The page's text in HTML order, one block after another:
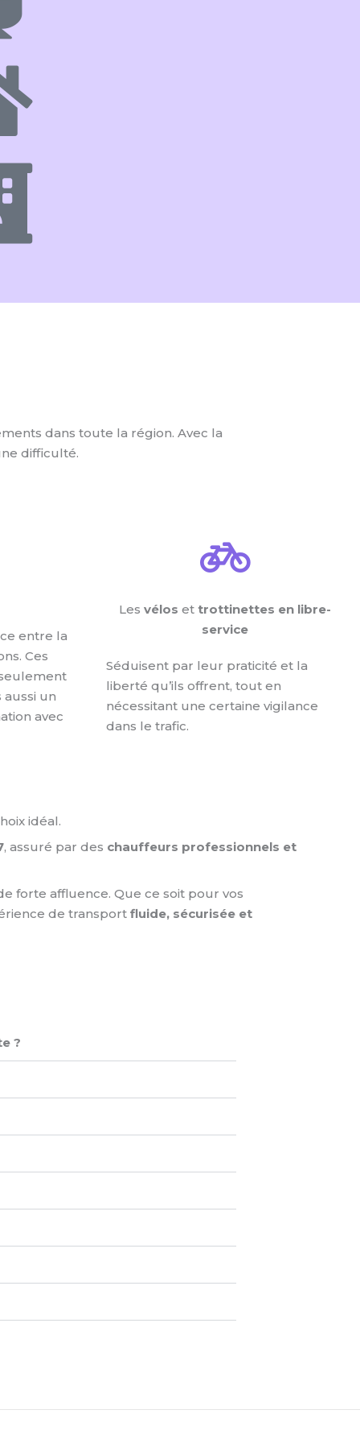
dans toute la région. Avec la
difficulté.
entre la
Ces
aussi un
avec
Les vélos et trottinettes en libre-
service
Séduisent par leur praticité et la
liberté qu’ils offrent, tout en
nécessitant une certaine vigilance
dans le trafic.
idéal.
, assuré par des chauffeurs professionnels et
forte affluence. Que ce soit pour vos
de transport fluide, sécurisée et
?